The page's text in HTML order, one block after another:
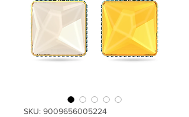
SKU: 9009656005224